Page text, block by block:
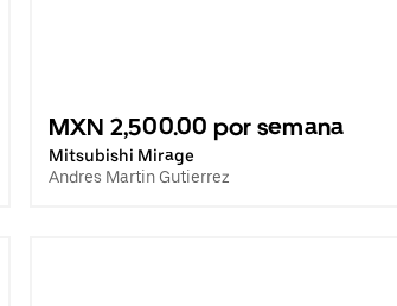
MXN 2,500.00 por semana
Mitsubishi Mirage
Andres Martin Gutierrez